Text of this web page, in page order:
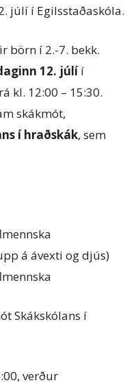
júlí í Egilsstaðaskóla.
börn í 2.-7. bekk.
12. júlíí
kl. 12:00 – 15:30.
skákmót,
í hraðskák, sem
á ávexti og djús)
Skákskólans í
verður